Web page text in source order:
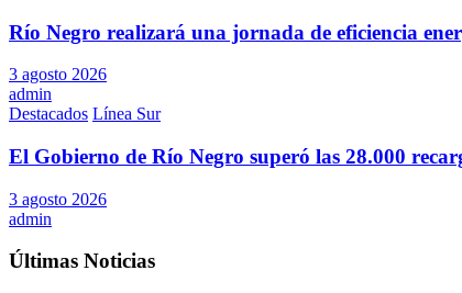
Río Negro realizará una jornada de eficiencia
3 agosto 2026
admin
Destacados Línea Sur
El Gobierno de Río Negro superó las 28.000
3 agosto 2026
admin
Últimas Noticias